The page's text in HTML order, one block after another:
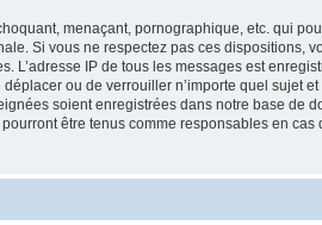
menaçant, pornographique, etc. qui
Si vous ne respectez pas ces dispositions,
IP de tous les messages est
ou de verrouiller n’importe quel sujet
soient enregistrées dans notre base de
être tenus comme responsables en